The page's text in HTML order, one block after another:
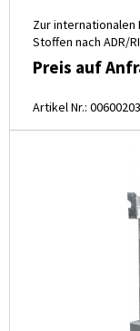
Zur
Stoffen nach ADR/
Preis auf
Artikel Nr.: 00600203